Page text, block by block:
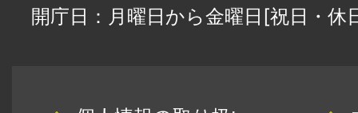
開庁日：月曜日から金曜日[祝日・